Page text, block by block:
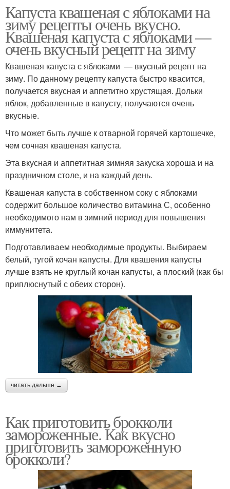
Капуста квашеная с яблоками на
зиму рецепты очень вкусно.
Квашеная капуста с яблоками —
очень вкусный рецепт на зиму
Квашеная капуста с яблоками — вкусный рецепт на
зиму. По данному рецепту капуста быстро квасится,
получается вкусная и аппетитно хрустящая. Дольки
яблок, добавленные в капусту, получаются очень
вкусные.
Что может быть лучше к отварной горячей картошечке,
чем сочная квашеная капуста.
Эта вкусная и аппетитная зимняя закуска хороша и на
праздничном столе, и на каждый день.
Квашеная капуста в собственном соку с яблоками
содержит большое количество витамина С, особенно
необходимого нам в зимний период для повышения
иммунитета.
Подготавливаем необходимые продукты. Выбираем
белый, тугой кочан капусты. Для квашения капусты
лучше взять не круглый кочан капусты, а плоский (как бы
приплюснутый с обеих сторон).
читать дальше →
Как приготовить брокколи
замороженные. Как вкусно
приготовить замороженную
брокколи?